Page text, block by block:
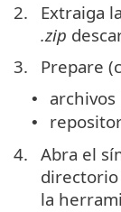
2.
Extraiga
.zip
3.
Prepare
•
•
4. Abra el
directorio
la